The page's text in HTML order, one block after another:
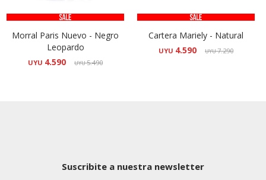
Morral Paris Nuevo - Negro
Leopardo
UYU 4.590 UYU5.490
Cartera Mariely - Natural
UYU 4.590 UYU7.290
Suscribite a nuestra newsletter